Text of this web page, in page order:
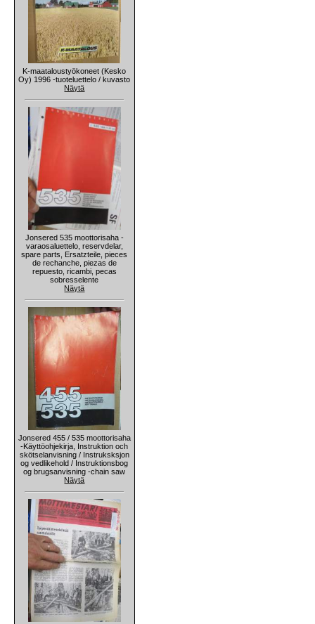
K-maataloustyökoneet (Kesko
Oy) 1996 -tuoteluettelo / kuvasto
Näytä
Jonsered 535 moottorisaha -
varaosaluettelo, reservdelar,
spare parts, Ersatzteile, pieces
de rechanche, piezas de
repuesto, ricambi, pecas
sobresselente
Näytä
Jonsered 455 / 535 moottorisaha
-Käyttöohjekirja, Instruktion och
skötselanvisning / Instruksksjon
og vedlikehold / Instruktionsbog
og brugsanvisning -chain saw
Näytä